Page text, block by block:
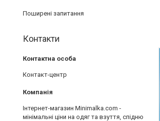
Поширені запитання
Контакти
Контакт-центр
Інтернет-магазин Minimalka.com -
мінімальні ціни на одяг та взуття, спідню